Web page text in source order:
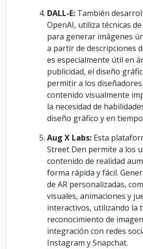
DALL-E: También
OpenAI, utiliza técnicas de
para generar imágenes
a partir de descripciones
es especialmente útil en
publicidad, el diseño
permitir a los
contenido visualmente
la necesidad de
diseño gráfico y en
Aug X Labs:Esta
Street Den permite a los
contenido de realidad
forma rápida y fácil.
de AR personalizadas,
visuales, animaciones y
interactivos, utilizando la
reconocimiento de
integración con redes
Instagram y Snapchat.